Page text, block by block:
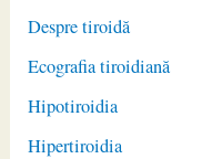
Despre tiroidă
Ecografia tiroidiană
Hipotiroidia
Hipertiroidia